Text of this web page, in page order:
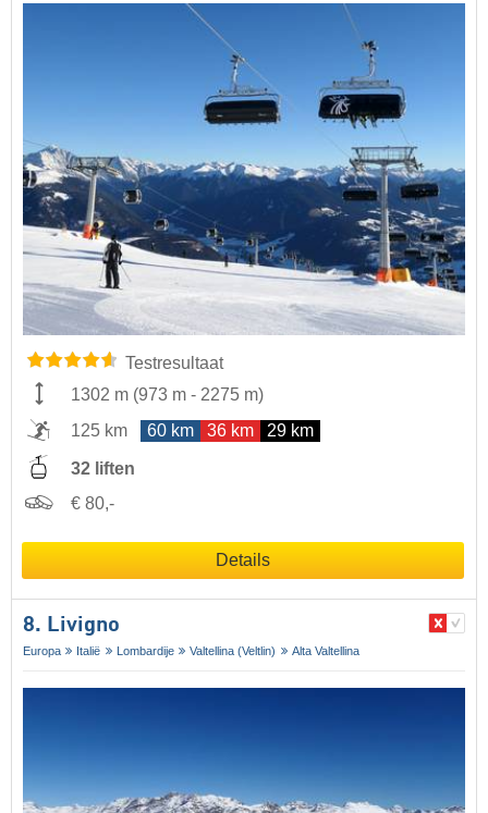
Testresultaat
1302 m (973 m - 2275 m)
125 km
60 km 36 km 29 km
32 liften
€ 80,-
Details
8. Livigno
Europa Italië Lombardije Valtellina (Veltlin) Alta Valtellina